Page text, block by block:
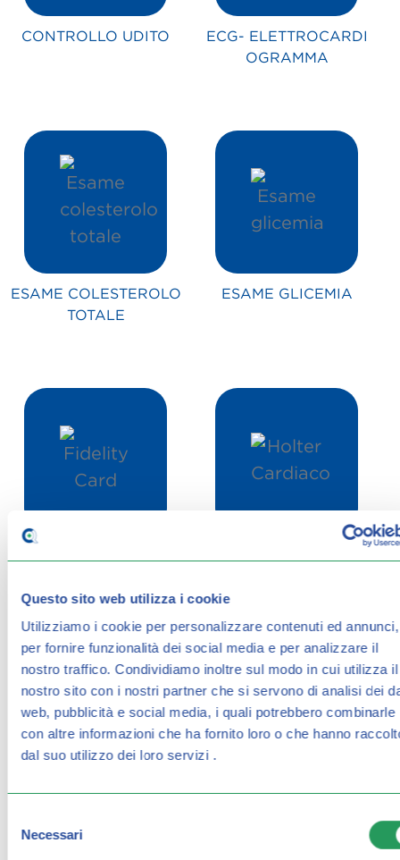
Questo sito web utilizza i cookie
Utilizziamo i cookie per personalizzare contenuti ed annunci,
per fornire funzionalità dei social media e per analizzare il
nostro traffico. Condividiamo inoltre sul modo in cui utilizza il
nostro sito con i nostri partner che si servono di analisi dei
web, pubblicità e social media, i quali potrebbero combinarle
con altre informazioni che ha fornito loro o che hanno
dal suo utilizzo dei loro servizi .
delNecessari
CONTROLLO UDITO
ECG- ELETTROCARDI
OGRAMMA
ESAME COLESTEROLO
TOTALE
ESAME GLICEMIA